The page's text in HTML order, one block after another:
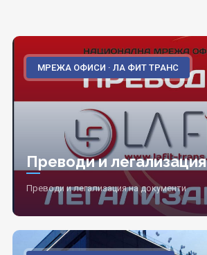
МРЕЖА ОФИСИ · ЛА ФИТ ТРАНС
Преводи и легализация
Преводи и легализация на документи